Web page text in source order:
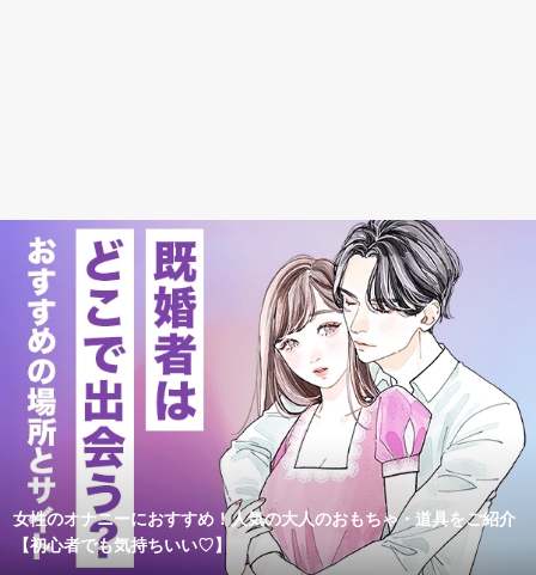
女性のオナニーにおすすめ！人気の大人のおもちゃ・道具をご紹介
【初心者でも気持ちいい♡】